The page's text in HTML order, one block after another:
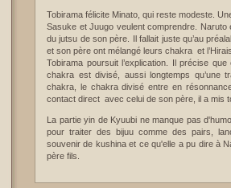
Tobirama félicite Minato, qui reste modeste.
Sasuke et Juugo veulent comprendre.
du jutsu de son père. Il fallait juste qu’au
et son père ont mélangé leurs chakra et
Tobirama poursuit l’explication. Il précise
chakra est divisé, aussi longtemps qu’une
chakra, le chakra divisé entre en
contact direct avec celui de son père, il a mis
La partie yin de Kyuubi ne manque pas
pour traiter des bijuu comme des pairs,
souvenir de kushina et ce qu'elle a pu dire à
père fils.